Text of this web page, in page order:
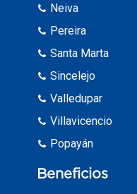
Neiva
Pereira
Santa Marta
Sincelejo
Valledupar
Villavicencio
Popayán
Beneficios